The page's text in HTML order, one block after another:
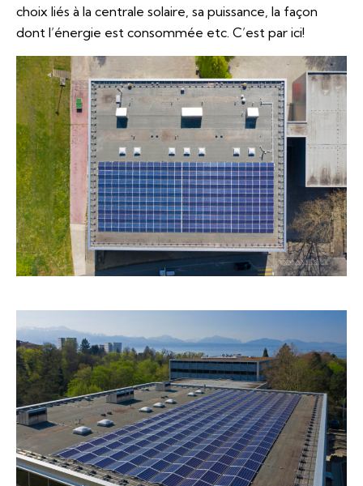
choix liés à la centrale solaire, sa puissance, la façon
dont l’énergie est consommée etc. C’est par ici!